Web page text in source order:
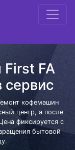
FA
сервис
кофемашин
центр, а после
фиксируется с
бытовой